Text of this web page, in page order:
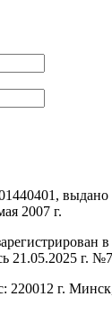
2007 г.
21.05.2025 г.
220012 г.